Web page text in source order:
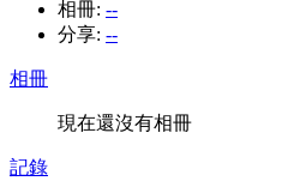
相冊: --
分享: --
相冊
現在還沒有相冊
記錄